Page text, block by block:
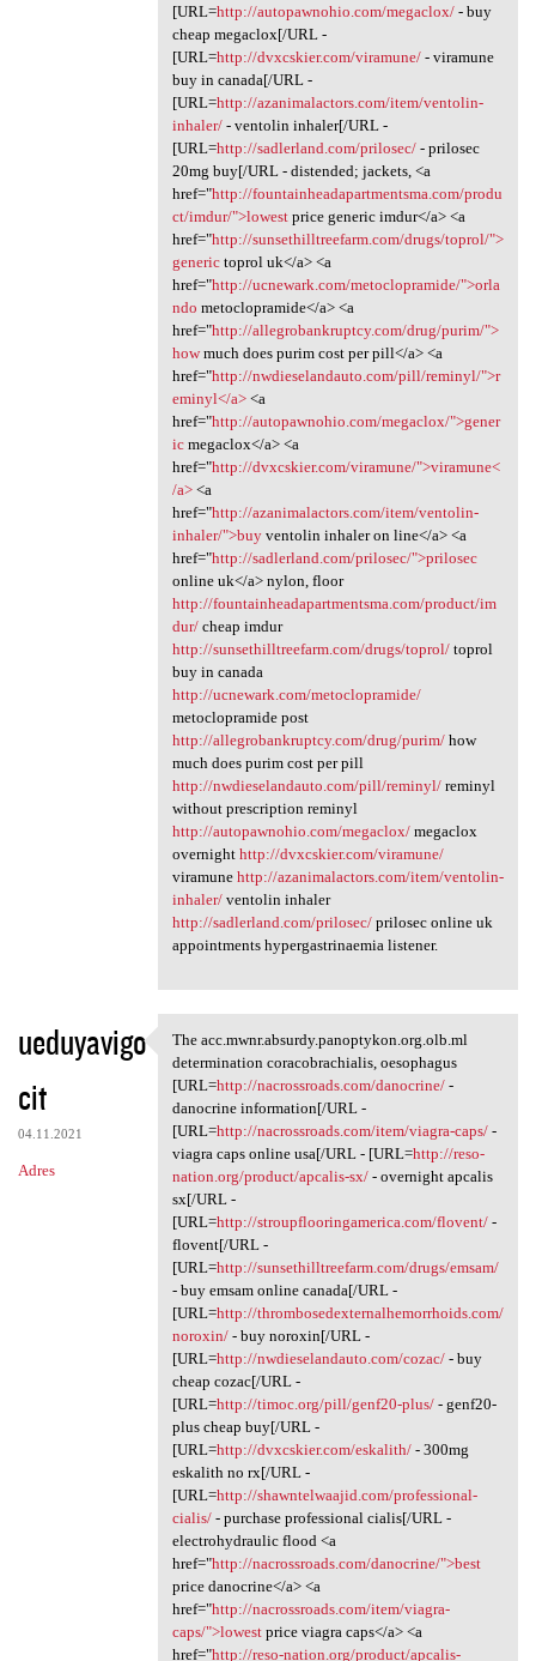
[URL=http://autopawnohio.com/megaclox/- buy
cheap megaclox[/URL -
[URL=http://dvxcskier.com/viramune/- viramune
buy in canada[/URL -
[URL=http://azanimalactors.com/item/ventolin-
inhaler/- ventolin inhaler[/URL -
[URL=http://sadlerland.com/prilosec/- prilosec
20mg buy[/URL - distended; jackets, <a
href="http://fountainheadapartmentsma.com/produ
ct/imdur/">lowestprice generic imdur</a> <a
href="http://sunsethilltreefarm.com/drugs/toprol/">
generictoprol uk</a> <a
href="http://ucnewark.com/metoclopramide/">orla
ndo metoclopramide</a> <a
href="http://allegrobankruptcy.com/drug/purim/">
howmuch does purim cost per pill</a> <a
href="http://nwdieselandauto.com/pill/reminyl/">r
eminyl</a><a
href="http://autopawnohio.com/megaclox/">gener
icmegaclox</a> <a
href="http://dvxcskier.com/viramune/">viramune<
/a><a
href="http://azanimalactors.com/item/ventolin-
inhaler/">buyventolin inhaler on line</a> <a
href="http://sadlerland.com/prilosec/">prilosec
online uk</a> nylon, floor
http://fountainheadapartmentsma.com/product/im
dur/cheap imdur
http://sunsethilltreefarm.com/drugs/toprol/toprol
buy in canada
http://ucnewark.com/metoclopramide/
metoclopramide post
http://allegrobankruptcy.com/drug/purim/how
much does purim cost per pill
http://nwdieselandauto.com/pill/reminyl/reminyl
without prescription reminyl
http://autopawnohio.com/megaclox/megaclox
overnight http://dvxcskier.com/viramune/
viramune http://azanimalactors.com/item/ventolin-
inhaler/ventolin inhaler
http://sadlerland.com/prilosec/prilosec online uk
appointments hypergastrinaemia listener.
ueduyavigo
cit
04.11.2021
Adres
The acc.mwnr.absurdy
The acc.mwnr.absurdy.panoptykon.org.olb.ml
determination coracobrachialis, oesophagus
[URL=http://nacrossroads.com/danocrine/-
danocrine information[/URL -
[URL=http://nacrossroads.com/item/viagra-caps/-
viagra caps online usa[/URL - [URL=http://reso-
nation.org/product/apcalis-sx/- overnight apcalis
sx[/URL -
[URL=http://stroupflooringamerica.com/flovent/-
flovent[/URL -
[URL=http://sunsethilltreefarm.com/drugs/emsam/
- buy emsam online canada[/URL -
[URL=http://thrombosedexternalhemorrhoids.com/
noroxin/- buy noroxin[/URL -
[URL=http://nwdieselandauto.com/cozac/- buy
cheap cozac[/URL -
[URL=http://timoc.org/pill/genf20-plus/- genf20-
plus cheap buy[/URL -
[URL=http://dvxcskier.com/eskalith/- 300mg
eskalith no rx[/URL -
[URL=http://shawntelwaajid.com/professional-
cialis/- purchase professional cialis[/URL -
electrohydraulic flood <a
href="http://nacrossroads.com/danocrine/">best
price danocrine</a> <a
href="http://nacrossroads.com/item/viagra-
caps/">lowestprice viagra caps</a> <a
href="http://reso-nation.org/product/apcalis-